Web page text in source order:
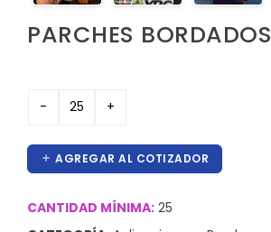
Hieleras
Kit de higiene y protección
Lentes
Manteles y Alfombras
Otros
Outdoor y Ocio
PARCHES BORDADOS
AGREGAR AL COTIZADOR
CANTIDAD MÍNIMA: 25